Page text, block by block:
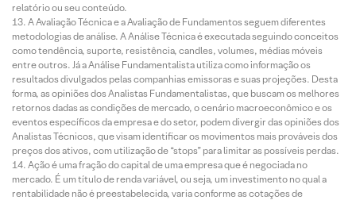
relatório ou seu conteúdo.
A Avaliação Técnica e a Avaliação de Fundamentos seguem diferentes
metodologias de análise. A Análise Técnica é executada seguindo conceitos
como tendência, suporte, resistência, candles, volumes, médias móveis
entre outros. Já a Análise Fundamentalista utiliza como informação os
resultados divulgados pelas companhias emissoras e suas projeções. Desta
forma, as opiniões dos Analistas Fundamentalistas, que buscam os melhores
retornos dadas as condições de mercado, o cenário macroeconômico e os
eventos específicos da empresa e do setor, podem divergir das opiniões dos
Analistas Técnicos, que visam identificar os movimentos mais prováveis dos
preços dos ativos, com utilização de “stops” para limitar as possíveis perdas.
Ação é uma fração do capital de uma empresa que é negociada no
mercado. É um título de renda variável, ou seja, um investimento no qual a
rentabilidade não é preestabelecida, varia conforme as cotações de